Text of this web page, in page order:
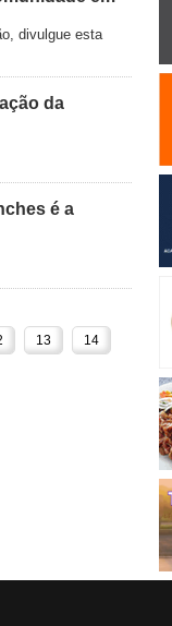
divulgue esta
da
é a
13
14